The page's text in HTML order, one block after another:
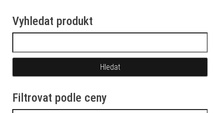
Vyhledat produkt
Filtrovat podle ceny